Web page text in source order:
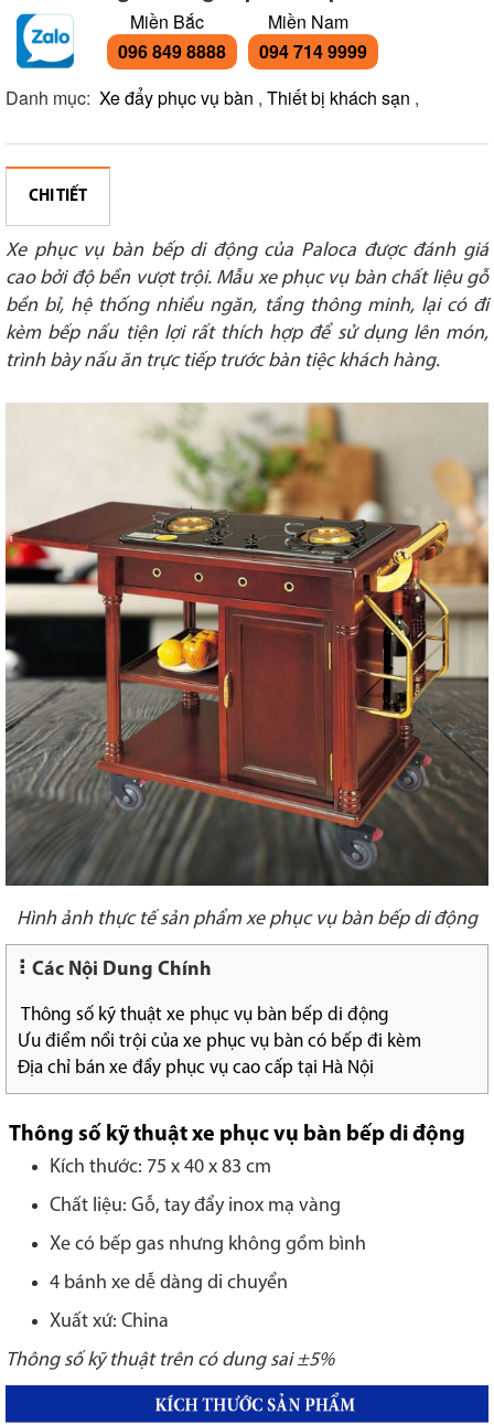
Miền Bắc
096 849 8888
Miền Nam
094 714 9999
Danh mục: Xe đẩy phục vụ bàn , Thiết bị khách sạn ,
CHI TIẾT
Xe phục vụ bàn bếp di động của Paloca được đánh giá
cao bởi độ bền vượt trội. Mẫu xe phục vụ bàn chất liệu gỗ
bền bỉ, hệ thống nhiều ngăn, tầng thông minh, lại có đi
kèm bếp nấu tiện lợi rất thích hợp để sử dụng lên món,
trình bày nấu ăn trực tiếp trước bàn tiệc khách hàng.
Hình ảnh thực tế sản phẩm xe phục vụ bàn bếp di động
Các Nội Dung Chính
Thông số kỹ thuật xe phục vụ bàn bếp di động
Ưu điểm nổi trội của xe phục vụ bàn có bếp đi kèm
Địa chỉ bán xe đẩy phục vụ cao cấp tại Hà Nội
Thông số kỹ thuật xe phục vụ bàn bếp di động
Kích thước: 75 x 40 x 83 cm
Chất liệu: Gỗ, tay đẩy inox mạ vàng
Xe có bếp gas nhưng không gồm bình
4 bánh xe dễ dàng di chuyển
Xuất xứ: China
Thông số kỹ thuật trên có dung sai ±5%